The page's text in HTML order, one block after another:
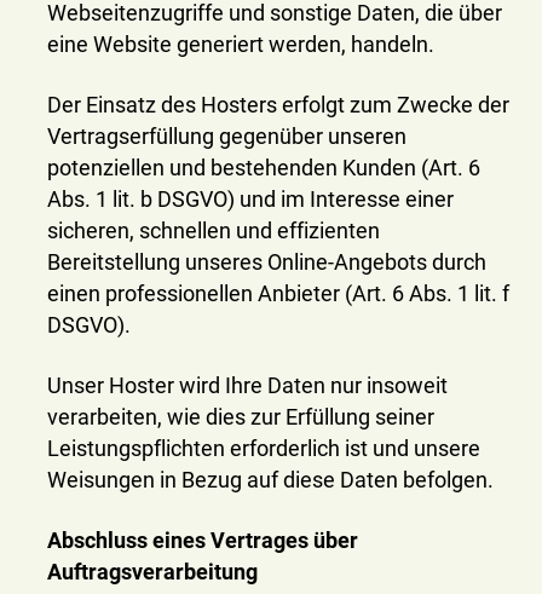
Webseitenzugriffe und sonstige Daten, die über
eine Website generiert werden, handeln.
Der Einsatz des Hosters erfolgt zum Zwecke der
Vertragserfüllung gegenüber unseren
potenziellen und bestehenden Kunden (Art. 6
Abs. 1 lit. b DSGVO) und im Interesse einer
sicheren, schnellen und effizienten
Bereitstellung unseres Online-Angebots durch
einen professionellen Anbieter (Art. 6 Abs. 1 lit. f
DSGVO).
Unser Hoster wird Ihre Daten nur insoweit
verarbeiten, wie dies zur Erfüllung seiner
Leistungspflichten erforderlich ist und unsere
Weisungen in Bezug auf diese Daten befolgen.
Abschluss eines Vertrages über
Auftragsverarbeitung